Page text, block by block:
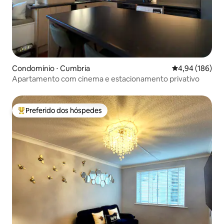
Condomínio ⋅ Cumbria 4,94 de uma
4,94 (186)
Apartamento com cinema e estacionamento privativo
Entre os melhores preferidos dos hóspedes
Preferido dos hóspedes